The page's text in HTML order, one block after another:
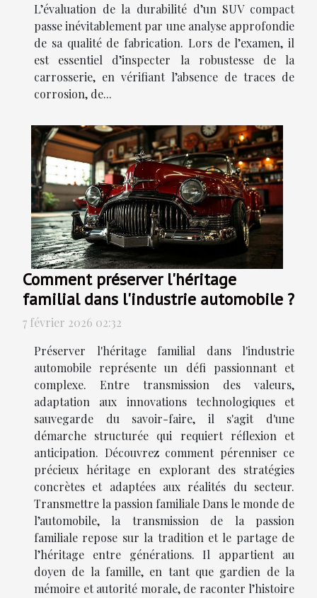
L’évaluation de la durabilité d’un SUV compact
passe inévitablement par une analyse approfondie
de sa qualité de fabrication. Lors de l’examen, il
est essentiel d’inspecter la robustesse de la
carrosserie, en vérifiant l’absence de traces de
corrosion, de...
Comment préserver l'héritage
familial dans l'industrie automobile ?
7 février 2026 02:32
Préserver l'héritage familial dans l'industrie
automobile représente un défi passionnant et
complexe. Entre transmission des valeurs,
adaptation aux innovations technologiques et
sauvegarde du savoir-faire, il s'agit d'une
démarche structurée qui requiert réflexion et
anticipation. Découvrez comment pérenniser ce
précieux héritage en explorant des stratégies
concrètes et adaptées aux réalités du secteur.
Transmettre la passion familiale Dans le monde de
l’automobile, la transmission de la passion
familiale repose sur la tradition et le partage de
l’héritage entre générations. Il appartient au
doyen de la famille, en tant que gardien de la
mémoire et autorité morale, de raconter l’histoire